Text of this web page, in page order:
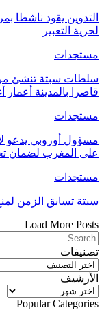
التدوين يقود ناشطا
لحرية التعبير
مستجدات
قاصرا بالمدينة أعمار
مستجدات
مسؤول أوروبي يدعو
على المغرب لضمان
مستجدات
سبتة تسابق الزمن
Load More Posts
تصنيفات
تصنيفات
الأرشيف
الأرشيف
Popular Categories